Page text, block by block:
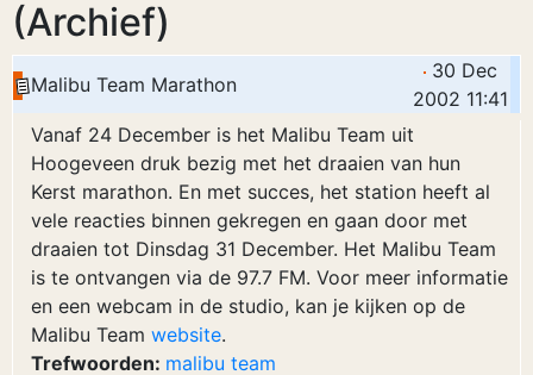
(Archief)
Malibu Team Marathon
30 Dec
2002 11:41
Vanaf 24 December is het Malibu Team uit
Hoogeveen druk bezig met het draaien van hun
Kerst marathon. En met succes, het station heeft al
vele reacties binnen gekregen en gaan door met
draaien tot Dinsdag 31 December. Het Malibu Team
is te ontvangen via de 97.7 FM. Voor meer informatie
en een webcam in de studio, kan je kijken op de
Malibu Team website.
Trefwoorden: malibu team